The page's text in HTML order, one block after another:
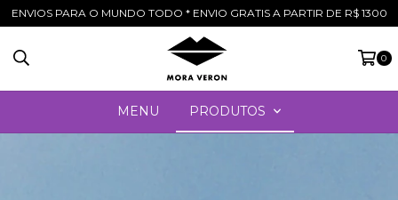
ENVIOS PARA O MUNDO TODO * ENVIO GRATIS A PARTIR DE R$ 1300
0
MENU PRODUTOS